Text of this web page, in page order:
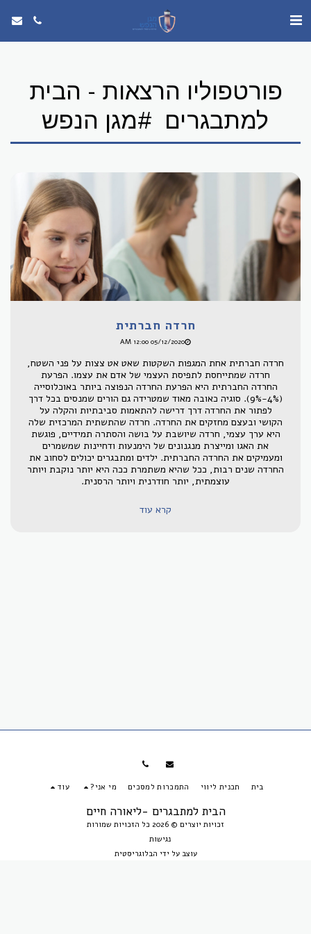
פורטפוליו הרצאות - הבית
למתבגרים #מגן הנפש
חרדה חברתית
05/12/2020 12:00 AM
חרדה חברתית אחת המגפות השקטות שאט אט צצות על פני השטח,
חרדה שמתייחסת לתפיסת העצמי של אדם את עצמו. הפרעת
החרדה החברתית היא הפרעת החרדה הנפוצה ביותר באוכלוסייה
(4%-9%). סוגיה כאובה מאוד שמטרידה גם הורים שמנסים בכל דרך
לפתור את החרדה דרך דרישה להתאמות סביבתיות והקלה על
הקושי ובעצם מחזקים את החרדה. חרדה שהתשתית המרכזית שלה
היא ערך עצמי, חרדה שיושבת על בושה והסתרה תמידיים, פוגשת
את האגו ומייצרת מנגנונים של הימנעות ודחיינות שמשמרים
ומעמיקים את החרדה החברתית. ילדים ומתבגרים יכולים לסחוב את
החרדה שנים רבות, ככל שהיא משתמרת ככה היא יותר נוקבת ויותר
עוצמתית, יותר חודרנית ויותר הרסנית.
קרא עוד
הבית למתבגרים -ליאורה חיים
זכויות יוצרים © 2026 כל הזכויות שמורות
נגישות
עוצב על ידי הבלוגריסטית
בית תכנית ליווי התמכרות למסכים מי אני? עוד